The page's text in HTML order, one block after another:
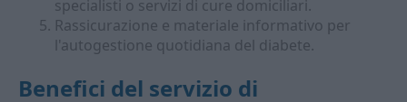
specialisti o servizi di cure domiciliari.
Rassicurazione e materiale informativo per
l'autogestione quotidiana del diabete.
Benefici del servizio di